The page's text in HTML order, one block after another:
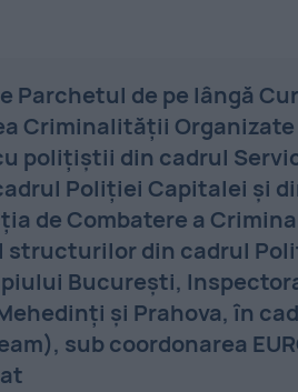
Parchetul de pe lângă
Criminalității Organizate
polițiștii din cadrul
Poliției Capitalei și
de Combatere a
structurilor din cadrul
București,
și Prahova, în
sub coordonarea